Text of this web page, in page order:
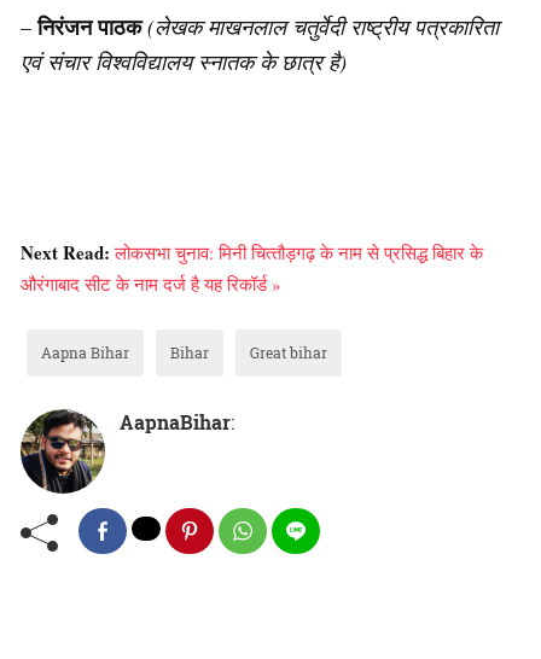
–निरंजन पाठक (लेखक माखनलाल चतुर्वेदी राष्ट्रीय पत्रकारिता
एवं संचार विश्वविद्यालय स्नातक के छात्र है)
Next Read:लोकसभा चुनाव: मिनी चित्‍तौड़गढ़ के नाम से प्रसिद्ध बिहार के
औरंगाबाद सीट के नाम दर्ज है यह रिकॉर्ड »
Aapna Bihar Bihar Great bihar
AapnaBihar: